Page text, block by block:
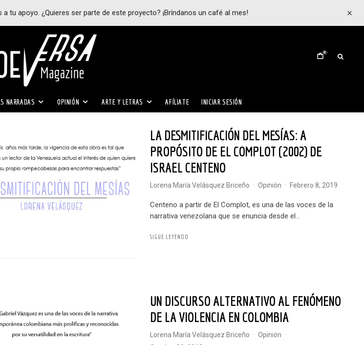
tu apoyo. ¿Quieres ser parte de este proyecto? ¡Bríndanos un café al mes!
0
NARRADAS OPINIÓN ARTE Y LETRAS AFÍLIATE INICIAR SESIÓN
LA DESMITIFICACIÓN DEL MESÍAS: A
PROPÓSITO DE EL COMPLOT (2002) DE
ISRAEL CENTENO
Lorena María Velásquez Briceño · Opinión · febrero 8, 2019
Centeno a partir de El Complot, es una de las voces de la
narrativa venezolana que se enuncia desde el...
SIGUE LEYENDO
UN DISCURSO ALTERNATIVO AL FENÓMENO
DE LA VIOLENCIA EN COLOMBIA
Lorena María Velásquez Briceño · Opinión ·